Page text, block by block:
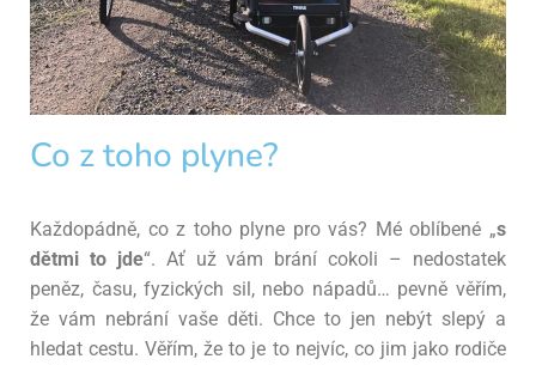
Co z toho plyne?
Každopádně, co z toho plyne pro vás? Mé oblíbené „s
dětmi to jde“. Ať už vám brání cokoli – nedostatek
peněz, času, fyzických sil, nebo nápadů… pevně věřím,
že vám nebrání vaše děti. Chce to jen nebýt slepý a
hledat cestu. Věřím, že to je to nejvíc, co jim jako rodiče